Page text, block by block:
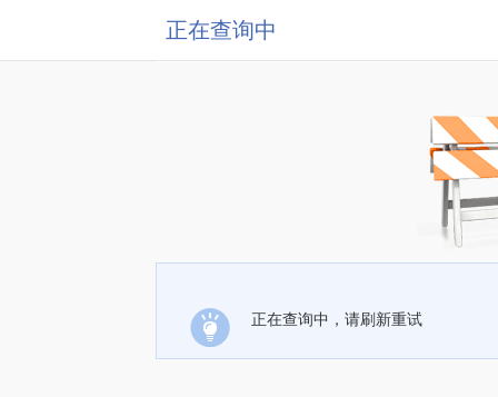
正在查询中
正在查询中，请刷新重试